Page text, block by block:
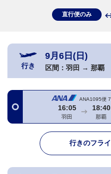
直行便のみ
行き
9月6日(日)
区間： 羽田 → 那覇
ANA1095便
16:05
羽田
18:40
那覇
行きのフラ